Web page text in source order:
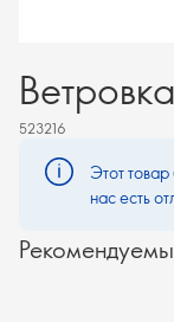
523216
Этот
нас есть